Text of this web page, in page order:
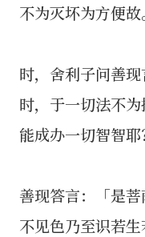
不为灭坏为方便故
时，舍利子问善
时，于一切法不
能成办一切智智耶
善现答言：「是菩
不见色乃至识若生